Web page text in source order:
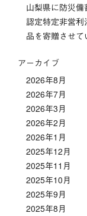
ン
山梨県に防災
認定特定非営
品を寄贈させて
アーカイブ
2026年8月
2026年7月
2026年3月
2026年2月
2026年1月
2025年12月
2025年11月
2025年10月
2025年9月
2025年8月